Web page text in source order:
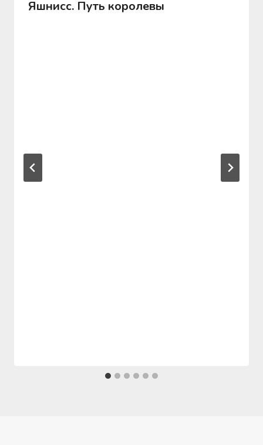
Яшнисс. Путь королевы